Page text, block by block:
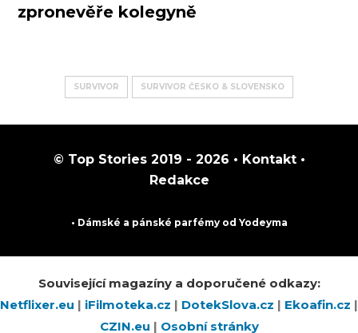
zpronevěře kolegyně
SURVIVOR SURVIVOR ČESKO & SLOVENSKO
© Top Stories 2019 - 2026 • Kontakt•
Redakce
• Dámské a pánské parfémyod Yodeyma
Související magazíny a doporučené odkazy:
Netflixer.eu | iFilmoteka.cz | DotekSlova.cz | Ekoafin.cz |
CZIN.eu | Osobní stránky